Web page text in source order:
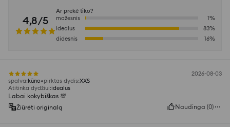
4,8/5
Ar prekė tiko?
mažesnis
1%
idealus
83%
didesnis
16%
2026-08-03
spalva:kūno pirktas dydis:XXS
Atitinka dydžiui:idealus
Labai kokybiškas 💯
Žiūrėti originalą
Naudinga (0)